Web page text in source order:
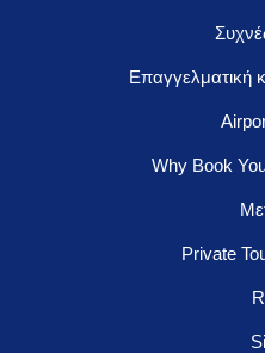
Επαγγελματική
Why Book
Private